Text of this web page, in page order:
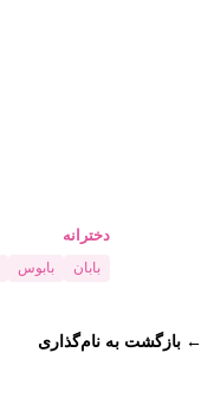
دخترانه
بابان بابوس
← بازگشت به نام‌گذاری